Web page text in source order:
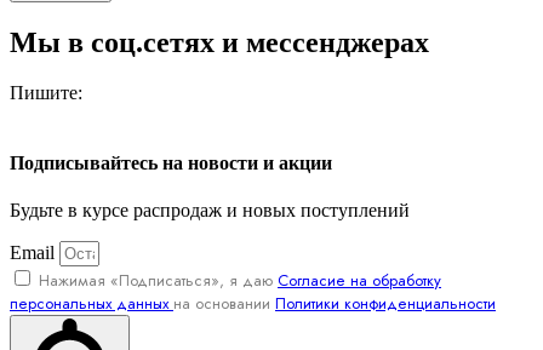
Мы в соц.сетях и мессенджерах
Пишите:
Подписывайтесь на новости и акции
Будьте в курсе распродаж и новых поступлений
Email
Нажимая «Подписаться», я даю Согласие на обработку
персональных данных на основании Политики конфиденциальности